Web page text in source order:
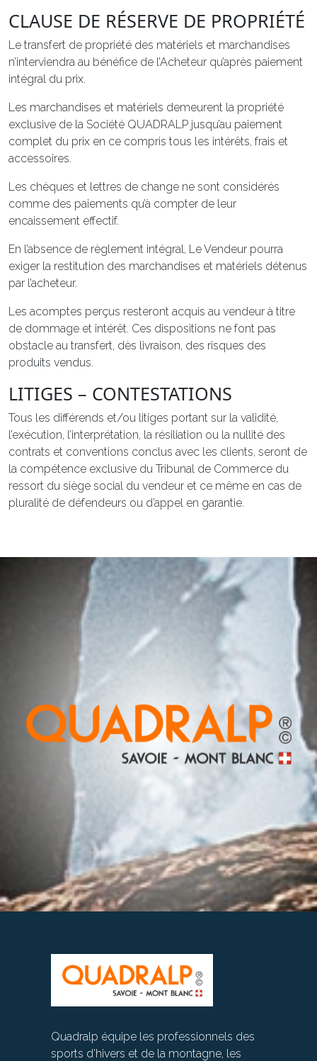
CLAUSE DE RÉSERVE DE PROPRIÉTÉ
Le transfert de propriété des matériels et marchandises
n’interviendra au bénéfice de l’Acheteur qu’après paiement
intégral du prix.
Les marchandises et matériels demeurent la propriété
exclusive de la Société QUADRALP jusqu’au paiement
complet du prix en ce compris tous les intérêts, frais et
accessoires.
Les chèques et lettres de change ne sont considérés
comme des paiements qu’à compter de leur
encaissement effectif.
En l’absence de règlement intégral, Le Vendeur pourra
exiger la restitution des marchandises et matériels détenus
par l’acheteur.
Les acomptes perçus resteront acquis au vendeur à titre
de dommage et intérêt. Ces dispositions ne font pas
obstacle au transfert, dès livraison, des risques des
produits vendus.
LITIGES – CONTESTATIONS
Tous les différends et/ou litiges portant sur la validité,
l’exécution, l’interprétation, la résiliation ou la nullité des
contrats et conventions conclus avec les clients, seront de
la compétence exclusive du Tribunal de Commerce du
ressort du siège social du vendeur et ce même en cas de
pluralité de défendeurs ou d’appel en garantie.
Quadralp équipe les professionnels des
sports d’hivers et de la montagne, les